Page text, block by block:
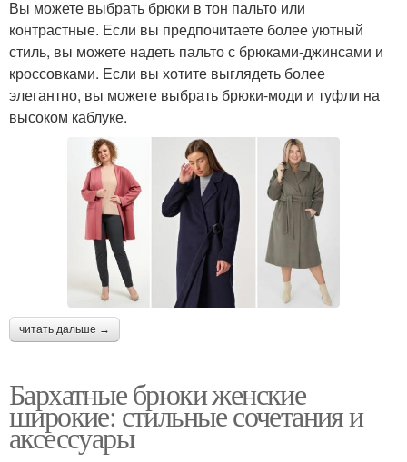
Вы можете выбрать брюки в тон пальто или
контрастные. Если вы предпочитаете более уютный
стиль, вы можете надеть пальто с брюками-джинсами и
кроссовками. Если вы хотите выглядеть более
элегантно, вы можете выбрать брюки-моди и туфли на
высоком каблуке.
читать дальше →
Бархатные брюки женские
широкие: стильные сочетания и
аксессуары